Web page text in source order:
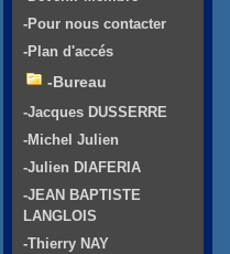
-Pour nous contacter
-Plan d'accés
-Bureau
-Jacques DUSSERRE
-Michel Julien
-Julien DIAFERIA
-JEAN BAPTISTE
LANGLOIS
-Thierry NAY